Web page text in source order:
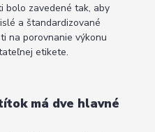
bolo zavedené tak, aby
a štandardizované
na porovnanie výkonu
etikete.
má dve hlavné